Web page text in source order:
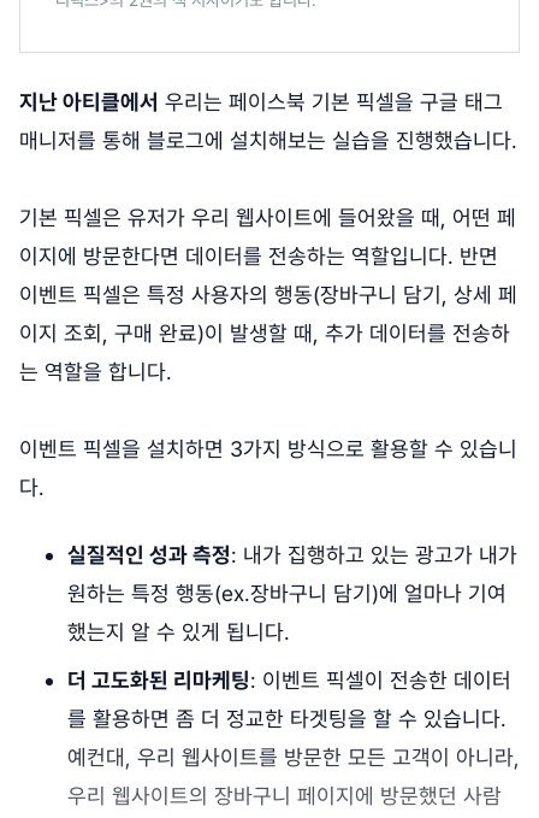
지난 아티클에서 우리는 페이스북 기본 픽셀을 구글 태그
매니저를 통해 블로그에 설치해보는 실습을 진행했습니다.
기본 픽셀은 유저가 우리 웹사이트에 들어왔을 때, 어떤 페
이지에 방문한다면 데이터를 전송하는 역할입니다. 반면
이벤트 픽셀은 특정 사용자의 행동(장바구니 담기, 상세 페
이지 조회, 구매 완료)이 발생할 때, 추가 데이터를 전송하
는 역할을 합니다.
이벤트 픽셀을 설치하면 3가지 방식으로 활용할 수 있습니
다.
실질적인 성과 측정: 내가 집행하고 있는 광고가 내가
원하는 특정 행동(ex.장바구니 담기)에 얼마나 기여
했는지 알 수 있게 됩니다.
더 고도화된 리마케팅: 이벤트 픽셀이 전송한 데이터
를 활용하면 좀 더 정교한 타겟팅을 할 수 있습니다.
예컨대, 우리 웹사이트를 방문한 모든 고객이 아니라,
우리 웹사이트의 장바구니 페이지에 방문했던 사람